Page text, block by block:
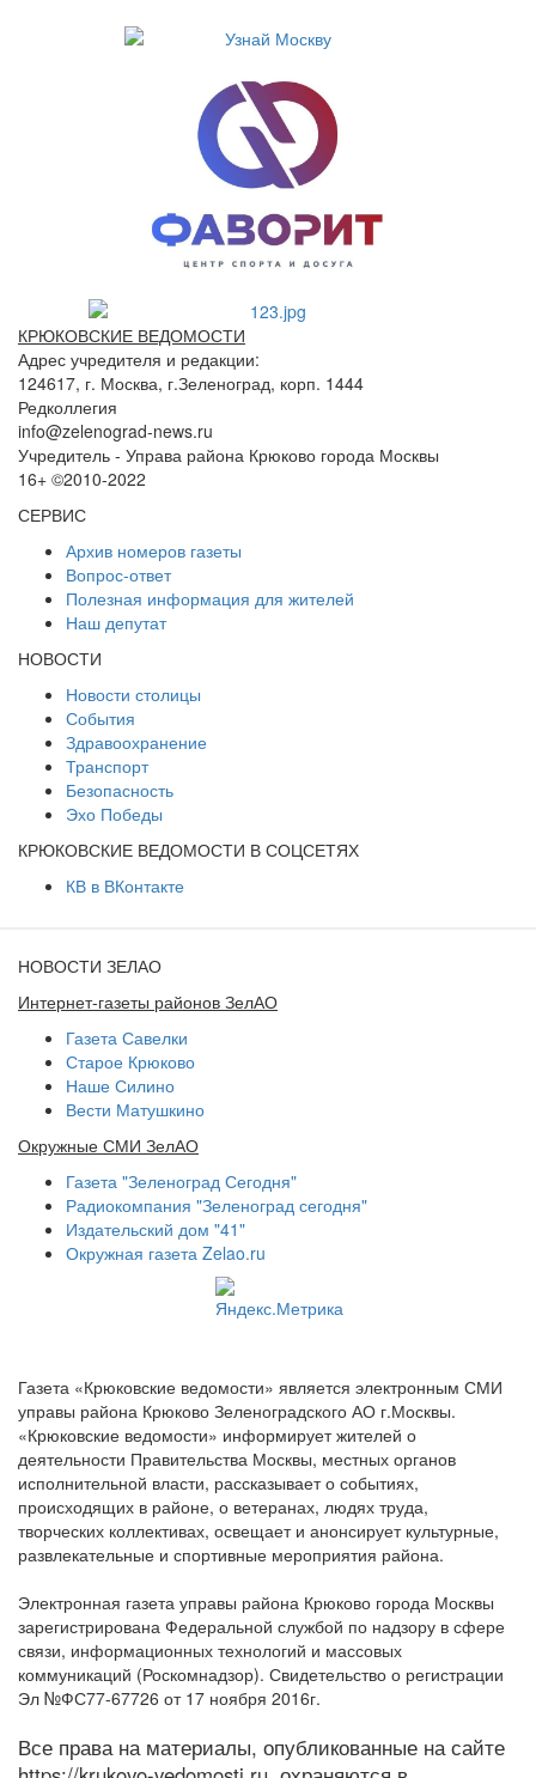
КРЮКОВСКИЕ ВЕДОМОСТИ
Адрес учредителя и редакции:
124617, г. Москва, г.Зеленоград, корп. 1444
Редколлегия
info@zelenograd-news.ru
Учредитель - Управа района Крюково города Москвы
16+ ©2010-2022
СЕРВИС
Архив номеров газеты
Вопрос-ответ
Полезная информация для жителей
Наш депутат
НОВОСТИ
Новости столицы
События
Здравоохранение
Транспорт
Безопасность
Эхо Победы
КРЮКОВСКИЕ ВЕДОМОСТИ В СОЦСЕТЯХ
КВ в ВКонтакте
НОВОСТИ ЗЕЛАО
Интернет-газеты районов ЗелАО
Газета Савелки
Старое Крюково
Наше Силино
Вести Матушкино
Окружные СМИ ЗелАО
Газета "Зеленоград Сегодня"
Радиокомпания "Зеленоград сегодня"
Издательский дом "41"
Окружная газета Zelao.ru
Газета «Крюковские ведомости» является электронным СМИ
управы района Крюково Зеленоградского АО г.Москвы.
«Крюковские ведомости» информирует жителей о
деятельности Правительства Москвы, местных органов
исполнительной власти, рассказывает о событиях,
происходящих в районе, о ветеранах, людях труда,
творческих коллективах, освещает и анонсирует культурные,
развлекательные и спортивные мероприятия района.
Электронная газета управы района Крюково города Москвы
зарегистрирована Федеральной службой по надзору в сфере
связи, информационных технологий и массовых
коммуникаций (Роскомнадзор). Свидетельство о регистрации
Эл №ФС77-67726 от 17 ноября 2016г.
Все права на материалы, опубликованные на сайте